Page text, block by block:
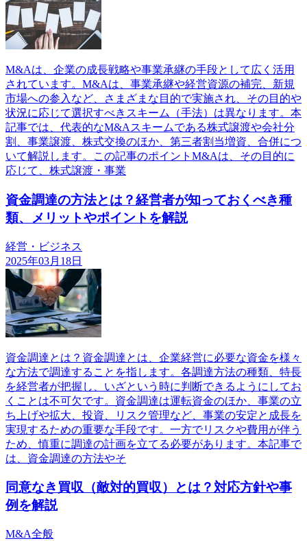
M&Aは、企業の成長戦略や事業承継の手段として広く活用
されています。M&Aは、事業承継や経営資源の補完、新規
市場への参入など、さまざまな目的で実施され、その目的や
状況に応じて選択すべきスキーム（手法）は異なります。本
記事では、代表的なM&Aスキームである株式譲渡や会社分
割、事業譲渡、株式交換のほか、第三者割当増資、合併につ
いて解説します。この記事のポイントM&Aは、その目的に
応じて、株式譲渡・事業
資金調達の方法とは？経営者が知っておくべき種
類、メリットやポイントを解説
経営・ビジネス
2025年03月18日
資金調達とは？資金調達とは、企業経営に必要な資金を様々
な方法で調達することを指します。各調達方法の種類、特長
を経営者が把握し、いざという時に判断できるようにしてお
くことは不可欠です。資金調達は運転資金のほか、事業の立
ち上げや拡大、投資、リスク管理など、事業の安定と成長を
実現するための重要な手段です。一方でリスクや費用が伴う
ため、慎重に調達の計画を立てる必要があります。本記事で
は、資金調達の方法やそ
同意なき買収（敵対的買収）とは？対応方針や事
例を解説
M&A全般